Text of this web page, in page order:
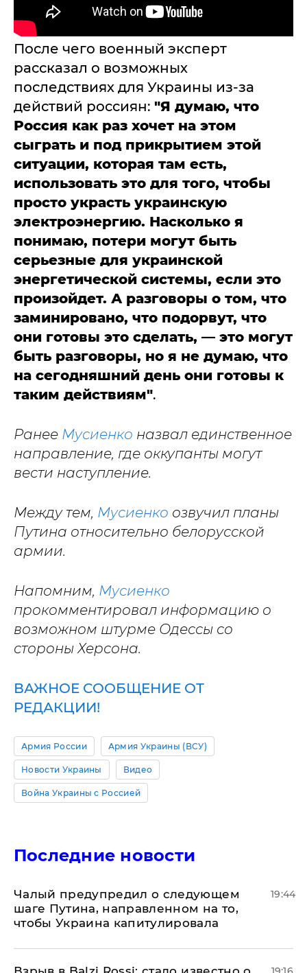
После чего военный эксперт
рассказал о возможных
последствиях для Украины из-за
действий россиян: "Я думаю, что
Россия как раз хочет на этом
сыграть и под прикрытием этой
ситуации, которая там есть,
использовать это для того, чтобы
просто украсть украинскую
электроэнергию. Насколько я
понимаю, потери могут быть
серьезные для украинской
энергетической системы, если это
произойдет. А разговоры о том, что
заминировано, что подорвут, что
они готовы это сделать, — это могут
быть разговоры, но я не думаю, что
на сегодняшний день они готовы к
таким действиям".
Ранее Мусиенко назвал единственное
направление, где оккупанты могут
вести наступление.
Между тем, Мусиенко озвучил планы
Путина относительно белорусской
армии.
Напомним, Мусиенко
прокомментировал информацию о
возможном штурме Одессы со
стороны Херсона.
ВАЖНОЕ СООБЩЕНИЕ ОТ
РЕДАКЦИИ!
Армия России Армия Украины (ВСУ)
Новости Украины Видео
Война Украины с Россией
Последние новости
Чалый предупредил о следующем
шаге Путина, направленном на то,
чтобы Украина капитулировала
19:44